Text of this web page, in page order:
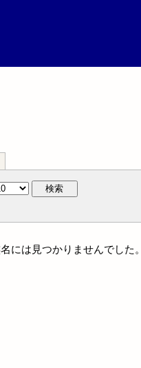
検索
には見つかりませんでした。